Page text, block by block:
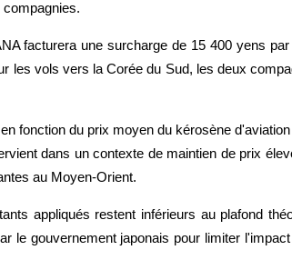
facturera une surcharge de 15 400 yens par
les vols vers la Corée du Sud, les deux
fonction du prix moyen du kérosène
dans un contexte de maintien de prix
au Moyen-Orient.
appliqués restent inférieurs au plafond
le gouvernement japonais pour limiter